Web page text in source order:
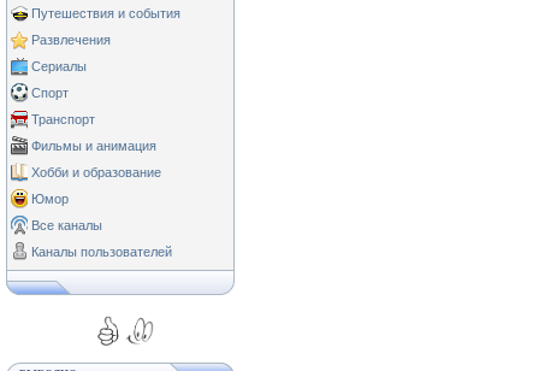
Путешествия и события
Развлечения
Сериалы
Спорт
Транспорт
Фильмы и анимация
Хобби и образование
Юмор
Все каналы
Каналы пользователей